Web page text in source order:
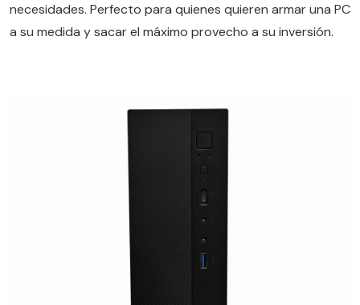
necesidades. Perfecto para quienes quieren armar una PC
a su medida y sacar el máximo provecho a su inversión.